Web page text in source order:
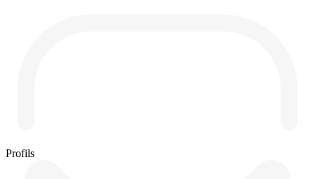
Profils